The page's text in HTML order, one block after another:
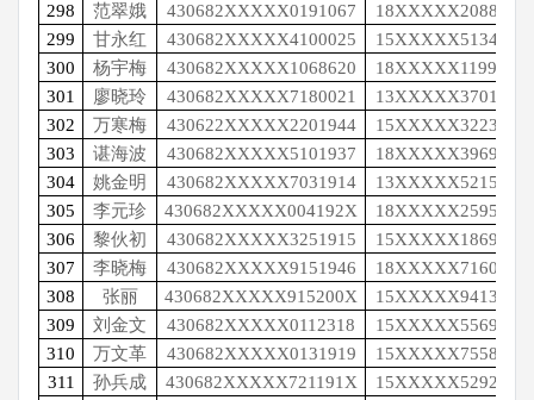
298
范翠娥 430682XXXXX0191067
18XXXXX2088
299
甘永红 430682XXXXX4100025
15XXXXX5134
300
杨宇梅 430682XXXXX1068620
18XXXXX1199
301
廖晓玲 430682XXXXX7180021
13XXXXX3701
302
万寒梅 430622XXXXX2201944
15XXXXX3223
303
谌海波 430682XXXXX5101937
18XXXXX3969
304
姚金明 430682XXXXX7031914
13XXXXX5215
305
李元珍 430682XXXXX004192X
18XXXXX2595
306
黎伙初 430682XXXXX3251915
15XXXXX1869
307
李晓梅 430682XXXXX9151946
18XXXXX7160
308
张丽 430682XXXXX915200X
15XXXXX9413
309
刘金文 430682XXXXX0112318
15XXXXX5569
310
万文革 430682XXXXX0131919
15XXXXX7558
311
孙兵成 430682XXXXX721191X
15XXXXX5292